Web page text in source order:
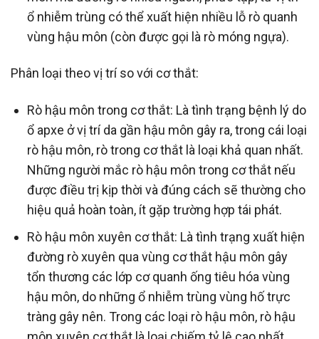
ổ nhiễm trùng có thể xuất hiện nhiều lỗ rò quanh
vùng hậu môn (còn được gọi là rò móng ngựa).
Phân loại theo vị trí so với cơ thắt:
Rò hậu môn trong cơ thắt: Là tình trạng bệnh lý do
ổ apxe ở vị trí da gần hậu môn gây ra, trong cái loại
rò hậu môn, rò trong cơ thắt là loại khả quan nhất.
Những người mắc rò hậu môn trong cơ thắt nếu
được điều trị kịp thời và đúng cách sẽ thường cho
hiệu quả hoàn toàn, ít gặp trường hợp tái phát.
Rò hậu môn xuyên cơ thắt: Là tình trạng xuất hiện
đường rò xuyên qua vùng cơ thắt hậu môn gây
tổn thương các lớp cơ quanh ống tiêu hóa vùng
hậu môn, do những ổ nhiễm trùng vùng hố trực
tràng gây nên. Trong các loại rò hậu môn, rò hậu